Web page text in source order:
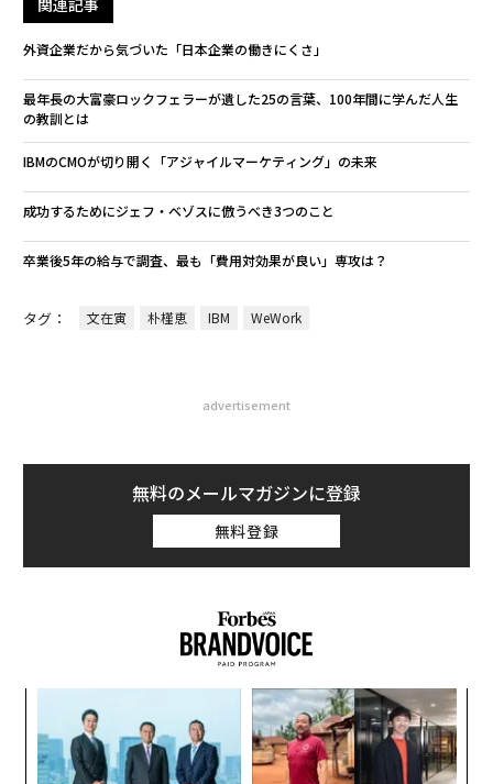
関連記事
外資企業だから気づいた「日本企業の働きにくさ」
最年長の大富豪ロックフェラーが遺した25の言葉、100年間に学んだ人生
の教訓とは
IBMのCMOが切り開く「アジャイルマーケティング」の未来
成功するためにジェフ・ベゾスに倣うべき3つのこと
卒業後5年の給与で調査、最も「費用対効果が良い」専攻は？
タグ： 文在寅 朴槿恵 IBM WeWork
advertisement
無料のメールマガジンに登録
無料登録